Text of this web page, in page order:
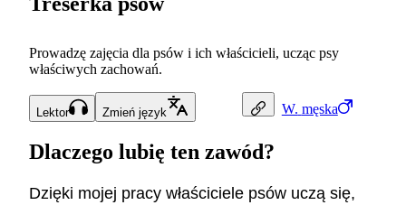
W. męska
Prowadzę zajęcia dla psów i ich właścicieli, ucząc psy
właściwych zachowań.
Lektor Zmień język
Dlaczego lubię ten zawód?
Dzięki mojej pracy właściciele psów uczą się,